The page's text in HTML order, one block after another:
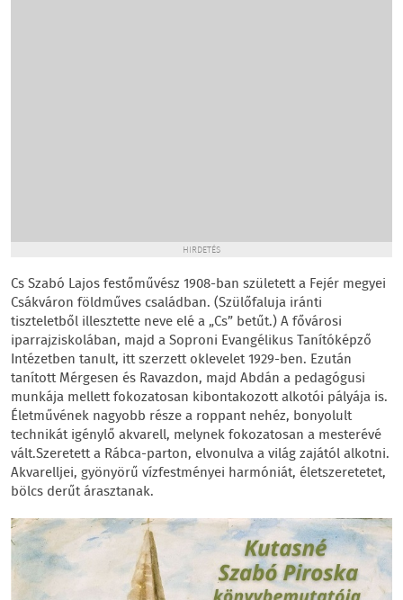
HIRDETÉS
Cs Szabó Lajos festőművész 1908-ban született a Fejér megyei
Csákváron földműves családban. (Szülőfaluja iránti
tiszteletből illesztette neve elé a „Cs” betűt.) A fővárosi
iparrajziskolában, majd a Soproni Evangélikus Tanítóképző
Intézetben tanult, itt szerzett oklevelet 1929-ben. Ezután
tanított Mérgesen és Ravazdon, majd Abdán a pedagógusi
munkája mellett fokozatosan kibontakozott alkotói pályája is.
Életművének nagyobb része a roppant nehéz, bonyolult
technikát igénylő akvarell, melynek fokozatosan a mesterévé
vált.Szeretett a Rábca-parton, elvonulva a világ zajától alkotni.
Akvarelljei, gyönyörű vízfestményei harmóniát, életszeretetet,
bölcs derűt árasztanak.